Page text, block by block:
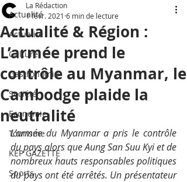
Actualité
Actualité
Culture
Gastronomie
Société
Economie
Tourisme
KEP GAZETTE
Sports
Actualité & Région :
L’armée prend le
contrôle au Myanmar, le
Cambodge plaide la
neutralité
La Rédaction
1 févr. 2021 6 min de lecture
L’armée du Myanmar a pris le contrôle
du pays alors que Aung San Suu Kyi et de
nombreux hauts responsables politiques
du pays ont été arrêtés. Un présentateur